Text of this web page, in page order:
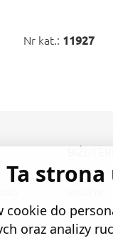
Nr kat.: 11927
NASZYJNIKI
Ta
cookie do
oraz analizy